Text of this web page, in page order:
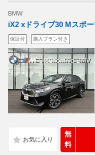
BMW
iX2 xドライブ30 Mスポ
保証付 購入プラン付き
無
料